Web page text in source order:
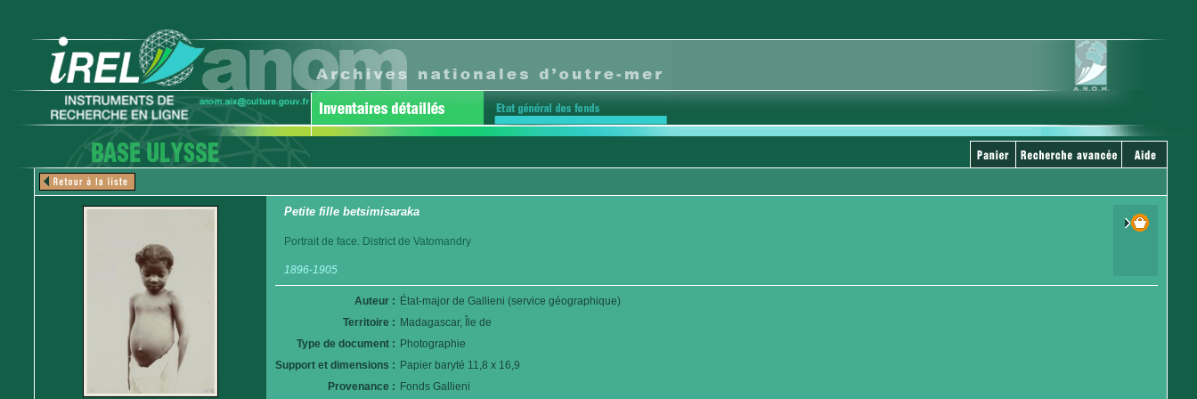
Petite fille betsimisaraka
Portrait de face. District de Vatomandry
1896-1905
Auteur : État-major de Gallieni (service géographique)
Territoire : Madagascar, Île de
Type de document : Photographie
Support et dimensions : Papier baryté 11,8 x 16,9
Provenance : Fonds Gallieni